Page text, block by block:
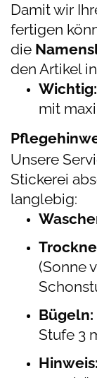
Damit wir
fertigen
die
den Artikel
Wichtig:
mit
Unsere
Stickerei
langlebig:
(Sonne
Bügeln:
Stufe 3
Hinweis: